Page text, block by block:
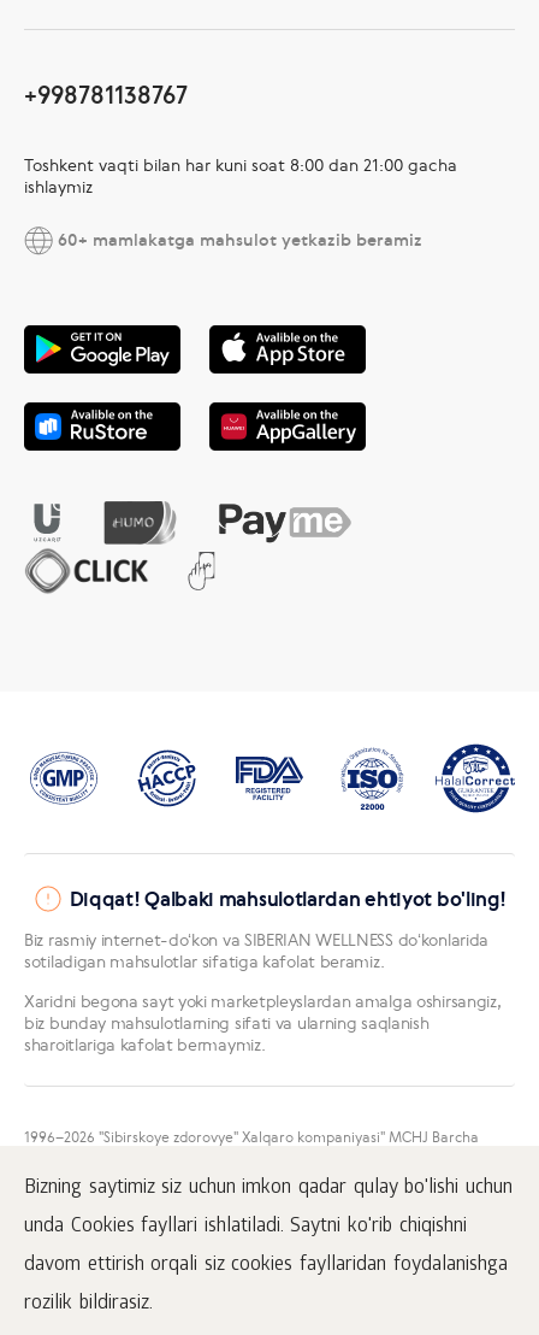
Bizning saytimiz siz uchun imkon qadar qulay bo'lishi uchun
unda Cookies fayllari ishlatiladi. Saytni ko'rib chiqishni
davom ettirish orqali siz cookies fayllaridan foydalanishga
rozilik bildirasiz.
+998781138767
Toshkent vaqti bilan har kuni soat 8:00 dan 21:00 gacha
ishlaymiz
60+ mamlakatga mahsulot yetkazib beramiz
Diqqat! Qalbaki mahsulotlardan ehtiyot bo'ling!
Biz rasmiy internet-doʻkon va SIBERIAN WELLNESS doʻkonlarida
sotiladigan mahsulotlar sifatiga kafolat beramiz.
Xaridni begona sayt yoki marketpleyslardan amalga oshirsangiz,
biz bunday mahsulotlarning sifati va ularning saqlanish
sharoitlariga kafolat bermaymiz.
1996–2026 "Sibirskoye zdorovye" Xalqaro kompaniyasi" MCHJ Barcha
Mazkur sayt materiallarini namoyish qilish faqatgina faol
www.siberianhealth.com havolasini ham joylashtirgan taqdirda amalga
oshirilishi mumkin.
Ommaviy oferta